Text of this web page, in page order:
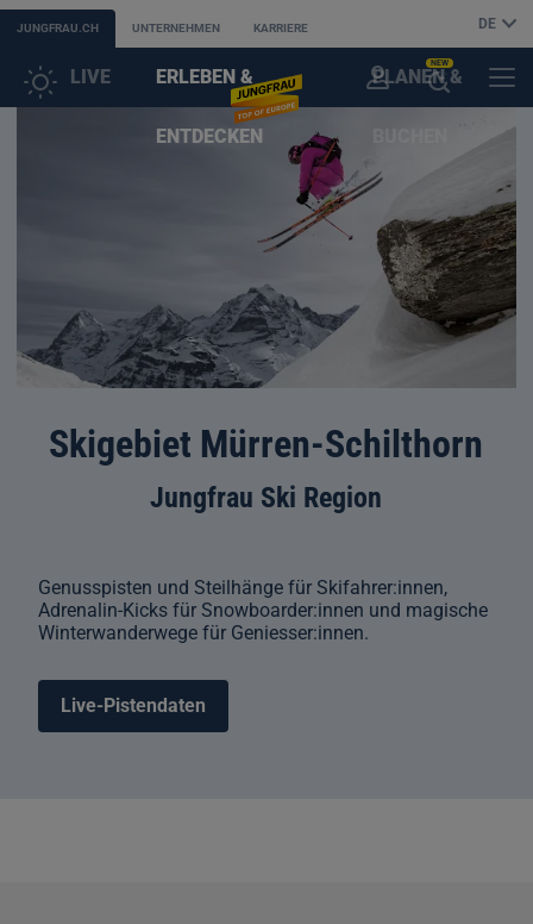
JUNGFRAU.CH UNTERNEHMEN KARRIERE DE
LIVE ERLEBEN &
ENTDECKEN
PLANEN &
NEW
Skigebiet Mürren-Schilthorn
Jungfrau Ski Region
Genusspisten und Steilhänge für Skifahrer:innen,
Adrenalin-Kicks für Snowboarder:innen und magische
Winterwanderwege für Geniesser:innen.
Live-Pistendaten